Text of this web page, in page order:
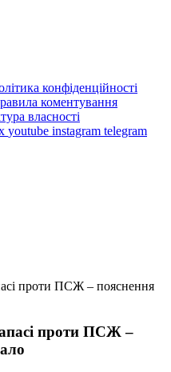
конфіденційності
коментування
власності
youtube instagram telegram
проти ПСЖ – пояснення
проти ПСЖ –